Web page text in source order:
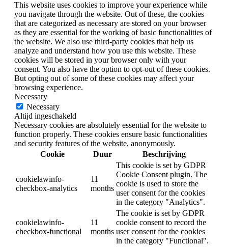
This website uses cookies to improve your experience while
you navigate through the website. Out of these, the cookies
that are categorized as necessary are stored on your browser
as they are essential for the working of basic functionalities of
the website. We also use third-party cookies that help us
analyze and understand how you use this website. These
cookies will be stored in your browser only with your
consent. You also have the option to opt-out of these cookies.
But opting out of some of these cookies may affect your
browsing experience.
Necessary
Necessary
Altijd ingeschakeld
Necessary cookies are absolutely essential for the website to
function properly. These cookies ensure basic functionalities
and security features of the website, anonymously.
Cookie
Duur Beschrijving
cookielawinfo-
checkbox-analytics
11
months
This cookie is set by GDPR
Cookie Consent plugin. The
cookie is used to store the
user consent for the cookies
in the category "Analytics".
cookielawinfo-
checkbox-functional
11
months
The cookie is set by GDPR
cookie consent to record the
user consent for the cookies
in the category "Functional".